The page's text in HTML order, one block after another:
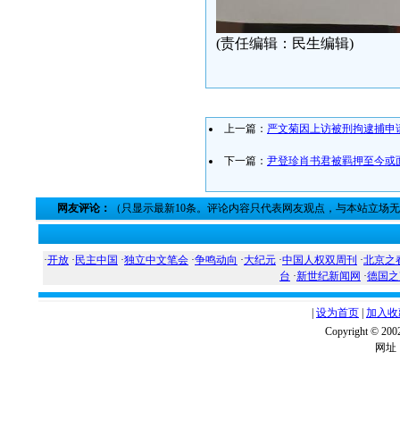
(责任编辑：民生编辑)
上一篇： 严文菊因上访被刑拘逮捕申
下一篇： 尹登珍肖书君被羁押至今或
网友评论： （只显示最新10条。评论内容只代表网友观点，与本站立场
·开放 · 民主中国 ·独立中文笔会 ·争鸣动向 ·大纪元 ·中国人权双周刊 ·北京之
台 ·新世纪新闻网 ·德国
设为首页 加入
Copyright ©
网址